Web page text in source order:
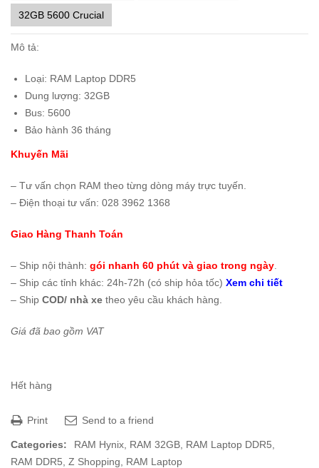
32GB 5600 Crucial
Mô tả:
Loại: RAM Laptop DDR5
Dung lượng: 32GB
Bus: 5600
Bảo hành 36 tháng
Khuyến Mãi
– Tư vấn chọn RAM theo từng dòng máy trực tuyến.
– Điện thoại tư vấn: 028 3962 1368
Giao Hàng Thanh Toán
– Ship nội thành: gói nhanh 60 phút và giao trong ngày
– Ship các tỉnh khác: 24h-72h (có ship hỏa tốc) Xem chi tiết
– Ship COD/ nhà xe theo yêu cầu khách hàng.
Giá đã bao gồm VAT
Hết hàng
Print Send to a friend
Categories: RAM Hynix RAM 32GB RAM Laptop DDR5
RAM DDR5 Z Shopping
RAM Laptop